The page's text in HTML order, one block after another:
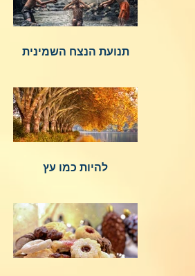
תנועת הנצח השמינית
להיות כמו עץ